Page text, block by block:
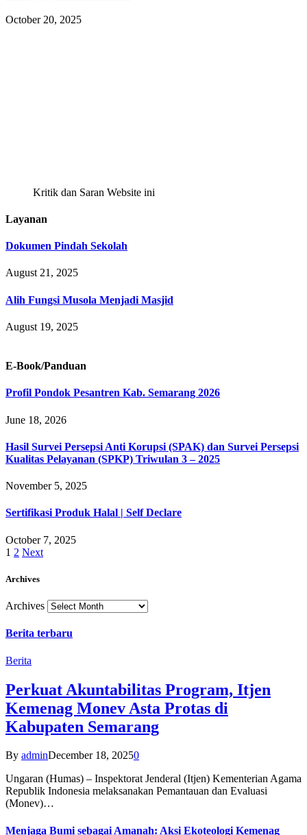
October 20, 2025
Kritik dan Saran Website ini
Layanan
Dokumen Pindah Sekolah
August 21, 2025
Alih Fungsi Musola Menjadi Masjid
August 19, 2025
E-Book/Panduan
Profil Pondok Pesantren Kab. Semarang 2026
June 18, 2026
Hasil Survei Persepsi Anti Korupsi (SPAK) dan Survei Persepsi
Kualitas Pelayanan (SPKP) Triwulan 3 – 2025
November 5, 2025
Sertifikasi Produk Halal | Self Declare
October 7, 2025
1 2 Next
Archives
Archives
Berita terbaru
Berita
Perkuat Akuntabilitas Program, Itjen
Kemenag Monev Asta Protas di
Kabupaten Semarang
By adminDecember 18, 20250
Ungaran (Humas) – Inspektorat Jenderal (Itjen) Kementerian Agama
Republik Indonesia melaksanakan Pemantauan dan Evaluasi
(Monev)…
Menjaga Bumi sebagai Amanah: Aksi Ekoteologi Kemenag